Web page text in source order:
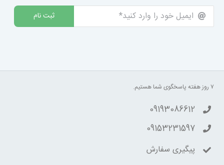
ثبت نام
۷ روز هفته پاسخگوی شما هستیم.
09193086612
09153231597
پیگیری سفارش